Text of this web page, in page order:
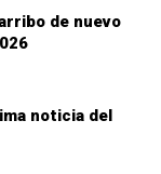
de nuevo
noticia del